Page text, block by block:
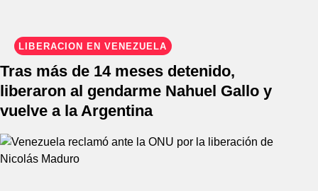
LIBERACIÓN EN VENEZUELA
Tras más de 14 meses detenido,
liberaron al gendarme Nahuel Gallo y
vuelve a la Argentina